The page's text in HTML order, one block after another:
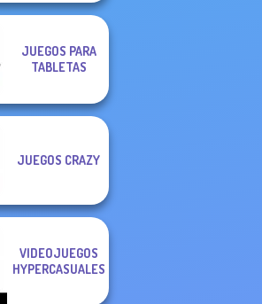
JUEGOS PARA
TABLETAS
JUEGOS CRAZY
VIDEOJUEGOS
HYPERCASUALES